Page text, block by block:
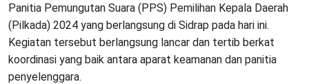
Panitia Pemungutan Suara (PPS) Pemilihan Kepala Daerah
(Pilkada) 2024 yang berlangsung di Sidrap pada hari ini.
Kegiatan tersebut berlangsung lancar dan tertib berkat
koordinasi yang baik antara aparat keamanan dan panitia
penyelenggara.